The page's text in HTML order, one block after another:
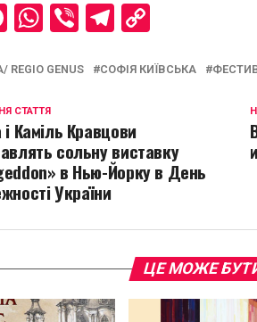
Pinterest
WhatsApp
ViberTelegram
GENUS СОФІЯ КИЇВСЬКА
СТАТТЯ
Каміль Кравцови
сольну виставку
в Нью-Йорку в День
України
ЦЕ МОЖЕ